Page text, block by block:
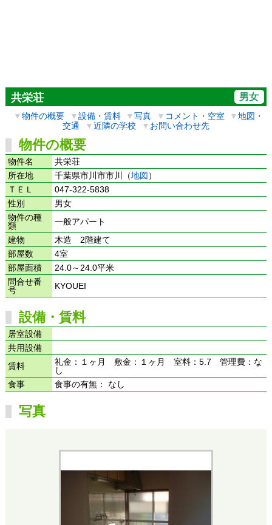
共栄荘 男女
▼物件の概要 ▼設備・賃料 ▼写真 ▼ コメント・空室 ▼地図・
交通
▼近隣の学校 ▼ お問い合わせ先
物件の概要
物件名
共栄荘
所在地
千葉県市川市市川（地図 ）
ＴＥＬ
047-322-5838
性別
男女
物件の種
類
一般アパート
建物
木造 2階建て
部屋数
4室
部屋面積
24.0～24.0平米
問合せ番
号
KYOUEI
設備・賃料
居室設備
共用設備
賃料
礼金：１ヶ月 敷金：１ヶ月 室料：5.7 管理費：な
し
食事
食事の有無： なし
写真